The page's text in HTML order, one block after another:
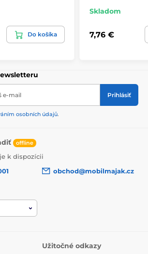
Do košíka
Skladom
7,76 €
e-mail Prihlásiť
osobních údajů.
offline
k dispozícii
obchod@mobilmajak.cz
Užitočné odkazy